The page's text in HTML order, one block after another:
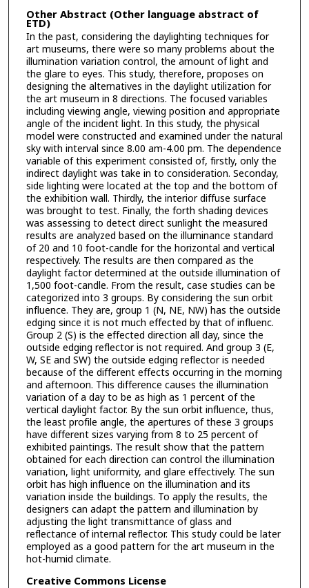
Other Abstract (Other language abstract of
ETD)
In the past, considering the daylighting techniques for
art museums, there were so many problems about the
illumination variation control, the amount of light and
the glare to eyes. This study, therefore, proposes on
designing the alternatives in the daylight utilization for
the art museum in 8 directions. The focused variables
including viewing angle, viewing position and appropriate
angle of the incident light. In this study, the physical
model were constructed and examined under the natural
sky with interval since 8.00 am-4.00 pm. The dependence
variable of this experiment consisted of, firstly, only the
indirect daylight was take in to consideration. Seconday,
side lighting were located at the top and the bottom of
the exhibition wall. Thirdly, the interior diffuse surface
was brought to test. Finally, the forth shading devices
was assessing to detect direct sunlight the measured
results are analyzed based on the illuminance standard
of 20 and 10 foot-candle for the horizontal and vertical
respectively. The results are then compared as the
daylight factor determined at the outside illumination of
1,500 foot-candle. From the result, case studies can be
categorized into 3 groups. By considering the sun orbit
influence. They are, group 1 (N, NE, NW) has the outside
edging since it is not much effected by that of influenc.
Group 2 (S) is the effected direction all day, since the
outside edging reflector is not required. And group 3 (E,
W, SE and SW) the outside edging reflector is needed
because of the different effects occurring in the morning
and afternoon. This difference causes the illumination
variation of a day to be as high as 1 percent of the
vertical daylight factor. By the sun orbit influence, thus,
the least profile angle, the apertures of these 3 groups
have different sizes varying from 8 to 25 percent of
exhibited paintings. The result show that the pattern
obtained for each direction can control the illumination
variation, light uniformity, and glare effectively. The sun
orbit has high influence on the illumination and its
variation inside the buildings. To apply the results, the
designers can adapt the pattern and illumination by
adjusting the light transmittance of glass and
reflectance of internal reflector. This study could be later
employed as a good pattern for the art museum in the
hot-humid climate.
Creative Commons License